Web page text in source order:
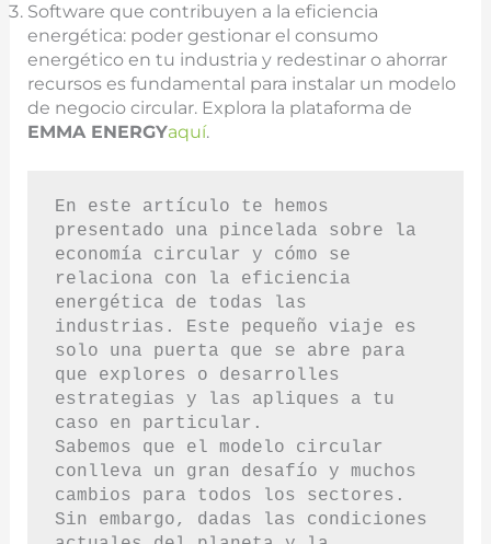
Software que contribuyen a la eficiencia
energética: poder gestionar el consumo
energético en tu industria y redestinar o ahorrar
recursos es fundamental para instalar un modelo
de negocio circular. Explora la plataforma de
EMMA ENERGYaquí.
En este artículo te hemos
presentado una pincelada sobre la
economía circular y cómo se
relaciona con la eficiencia
energética de todas las
industrias. Este pequeño viaje es
solo una puerta que se abre para
que explores o desarrolles
estrategias y las apliques a tu
caso en particular.
Sabemos que el modelo circular
conlleva un gran desafío y muchos
cambios para todos los sectores.
Sin embargo, dadas las condiciones